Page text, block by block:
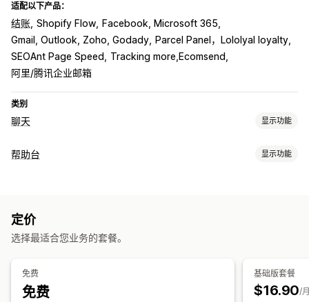
适配以下产品：
结账 Shopify Flow
Facebook, Microsoft 365
Gmail, Outlook, Zoho, Godady
Parcel Panel，Lololyal loyalty
SEOAnt Page Speed
Tracking more,Ecomsend
阿里/腾讯企业邮箱
类别
聊天 显示功能
实时消息传送
自动回复
常见问题解答 问候 产品推荐
自定义
颜色和字体
欢迎消息
帮助台 显示功能
联系表
标记 订单跟踪
定价
选择最适合您业务的套餐。
免费
免费
基础版套餐
$16.90/